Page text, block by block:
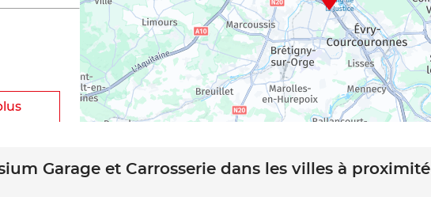
Garage et Carrosserie dans les villes à proximité